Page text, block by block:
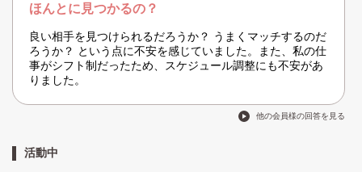
ほんとに見つかるの？
良い相手を見つけられるだろうか？ うまくマッチするのだ
ろうか？ という点に不安を感じていました。また、私の仕
事がシフト制だったため、スケジュール調整にも不安があ
りました。
他の会員様の回答を見る
活動中